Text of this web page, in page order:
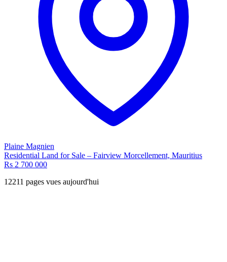
Plaine Magnien
Residential Land for Sale – Fairview Morcellement, Mauritius
Rs 2 700 000
12211 pages vues aujourd'hui